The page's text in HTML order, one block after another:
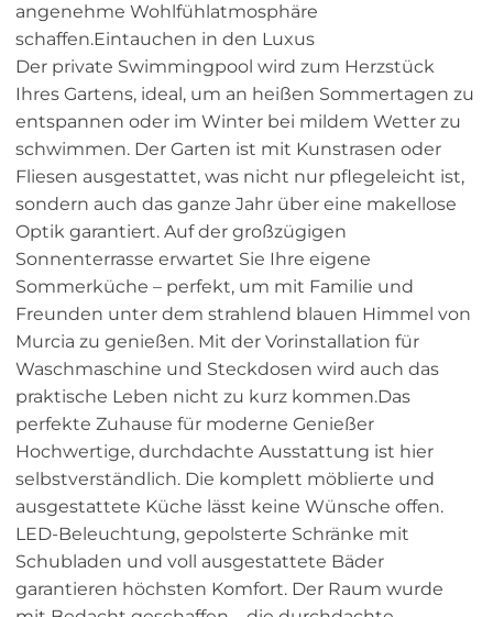
angenehme Wohlfühlatmosphäre
schaffen.Eintauchen in den Luxus
Der private Swimmingpool wird zum Herzstück
Ihres Gartens, ideal, um an heißen Sommertagen zu
entspannen oder im Winter bei mildem Wetter zu
schwimmen. Der Garten ist mit Kunstrasen oder
Fliesen ausgestattet, was nicht nur pflegeleicht ist,
sondern auch das ganze Jahr über eine makellose
Optik garantiert. Auf der großzügigen
Sonnenterrasse erwartet Sie Ihre eigene
Sommerküche – perfekt, um mit Familie und
Freunden unter dem strahlend blauen Himmel von
Murcia zu genießen. Mit der Vorinstallation für
Waschmaschine und Steckdosen wird auch das
praktische Leben nicht zu kurz kommen.Das
perfekte Zuhause für moderne Genießer
Hochwertige, durchdachte Ausstattung ist hier
selbstverständlich. Die komplett möblierte und
ausgestattete Küche lässt keine Wünsche offen.
LED-Beleuchtung, gepolsterte Schränke mit
Schubladen und voll ausgestattete Bäder
garantieren höchsten Komfort. Der Raum wurde